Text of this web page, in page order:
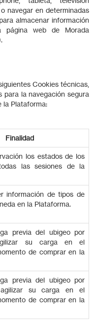
navegar en determinadas
almacenar información
web de Morada
Cookies técnicas,
para la navegación segura
la Plataforma:
Finalidad
los estados de los
las sesiones de la
información de tipos de
en la Plataforma.
previa del ubigeo por
su carga en el
de comprar en la
previa del ubigeo por
su carga en el
de comprar en la